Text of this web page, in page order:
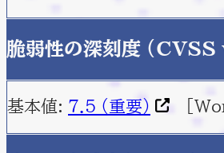
脆弱性の深刻度
基本値: 7.5 (重要)